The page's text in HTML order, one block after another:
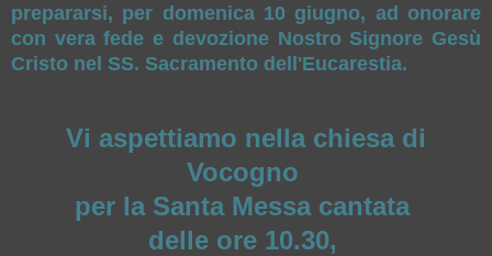
prepararsi, per domenica 10 giugno, ad onorare
con vera fede e devozione Nostro Signore Gesù
Cristo nel SS. Sacramento dell'Eucarestia.
Vi aspettiamo nella chiesa di
Vocogno
per la Santa Messa cantata
delle ore 10.30,